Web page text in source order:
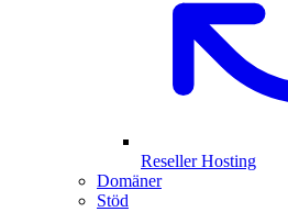
Reseller Hosting
Domäner
Stöd